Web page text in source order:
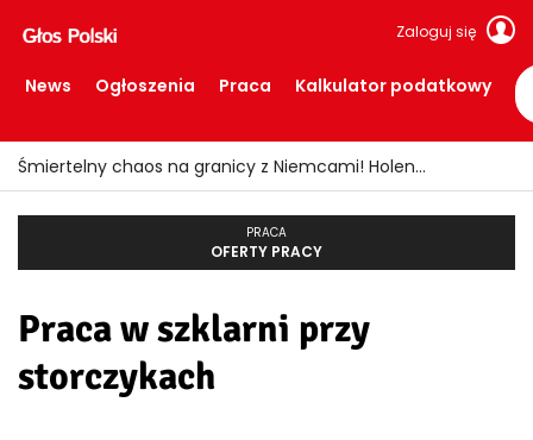
Zaloguj się
News Ogłoszenia Praca Kalkulator podatkowy
Śmiertelny chaos na granicy z Niemcami! Holendrzy żądają interwencji ministra
PRACA
OFERTY PRACY
Praca w szklarni przy
storczykach